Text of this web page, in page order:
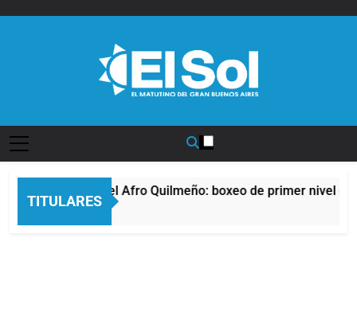
TITULARES
La noche del Afro Quilmeño: boxeo de primer nivel en
12 Horas Atrás